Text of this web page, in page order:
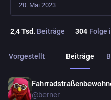
20. Mai 2023
2,4Tsd. Beiträge 304 Folge
Vorgestellt Beiträge
@berner